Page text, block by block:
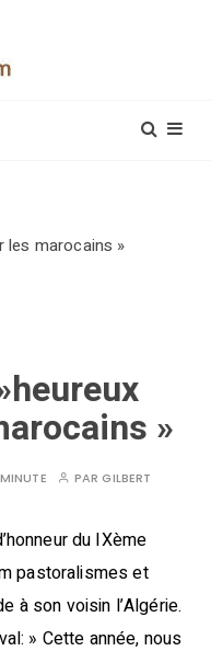
les marocains »
»
PARGILBERT
du IXème
pastoralismes et
à son voisin l’Algérie.
» Cette année, nous